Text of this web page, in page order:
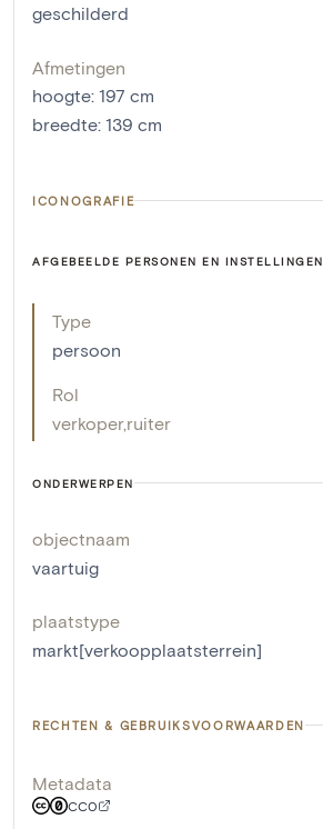
geschilderd
Afmetingen
hoogte: 197 cm
breedte: 139 cm
ICONOGRAFIE
AFGEBEELDE PERSONEN EN INSTELLINGEN
Type
persoon
Rol
verkoper,ruiter
ONDERWERPEN
objectnaam
vaartuig
plaatstype
markt[verkoopplaatsterrein]
RECHTEN & GEBRUIKSVOORWAARDEN
Metadata
CC0